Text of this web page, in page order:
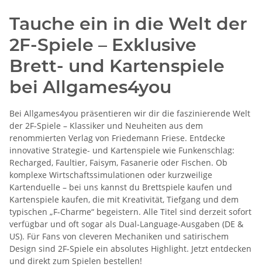
Tauche ein in die Welt der
2F-Spiele – Exklusive
Brett- und Kartenspiele
bei Allgames4you
Bei Allgames4you präsentieren wir dir die faszinierende Welt
der 2F-Spiele – Klassiker und Neuheiten aus dem
renommierten Verlag von Friedemann Friese. Entdecke
innovative Strategie- und Kartenspiele wie Funkenschlag:
Recharged, Faultier, Faisym, Fasanerie oder Fischen. Ob
komplexe Wirtschaftssimulationen oder kurzweilige
Kartenduelle – bei uns kannst du Brettspiele kaufen und
Kartenspiele kaufen, die mit Kreativität, Tiefgang und dem
typischen „F-Charme“ begeistern. Alle Titel sind derzeit sofort
verfügbar und oft sogar als Dual-Language-Ausgaben (DE &
US). Für Fans von cleveren Mechaniken und satirischem
Design sind 2F-Spiele ein absolutes Highlight. Jetzt entdecken
und direkt zum Spielen bestellen!